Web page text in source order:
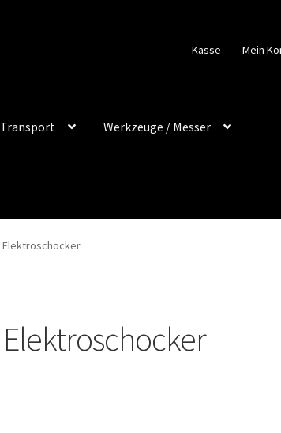
Kasse Mein
Transport Werkzeuge / Messer
Elektroschocker
Elektroschocker